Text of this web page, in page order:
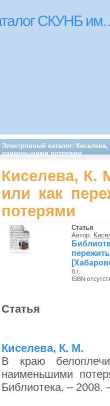
СКУНБ
Электронный каталог:
наименьшими потерями
Киселева, К.
или как
потерями
Статья
Автор:
б.г.
ISBN
Статья
Киселева, К. М.
В краю
наименьшими
Библиотека. –